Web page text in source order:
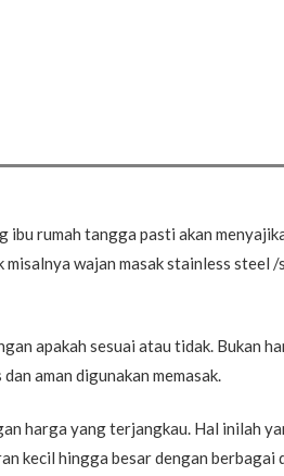
rumah tangga pasti akan
wajan masak stainless steel
apakah sesuai atau tidak. Bukan
aman digunakan memasak.
harga yang terjangkau. Hal inilah
kecil hingga besar dengan berbagai